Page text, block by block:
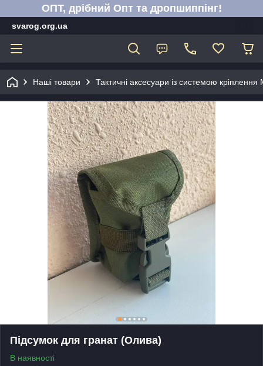
ОПТ, дрібний Опт та дропшиппінг!
svarog.org.ua
Наші товари Тактичні аксесуари із системою кріплення
Підсумок для гранат (Олива)
В наявності